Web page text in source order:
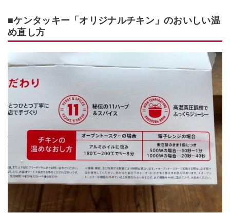
■ケンタッキー「オリジナルチキン」のおいしい温
め直し方